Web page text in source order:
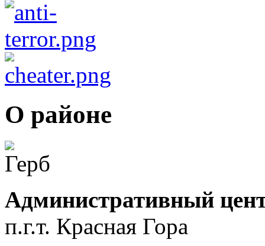
О районе
Административный
п.г.т. Красная Гора